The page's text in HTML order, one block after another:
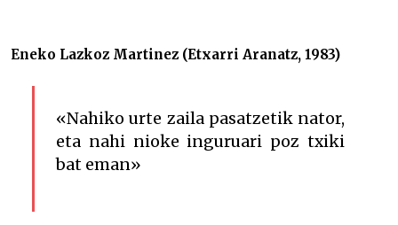
Eneko Lazkoz Martinez (Etxarri Aranatz, 1983)
«Nahiko urte zaila pasatzetik nator,
eta nahi nioke inguruari poz txiki
bat eman»